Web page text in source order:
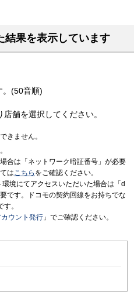
結果を表示しています
。(50音順)
舗を選択してください。
きません。
合は「ネットワーク暗証番号」が必要
はこちら をご確認ください。
境にてアクセスいただいた場合は「d
です。ドコモの契約回線をお持ちでな
。
ウント発行 」でご確認ください。